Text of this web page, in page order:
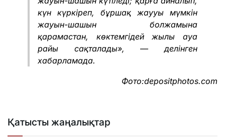
күн күркіреп, бұршақ жаууы мүмкін
жауын-шашын болжамына
қарамастан, көктемгідей жылы ауа
райы сақталады», — делінген
хабарламада.
Фото:depositphotos.com
Қатысты жаңалықтар